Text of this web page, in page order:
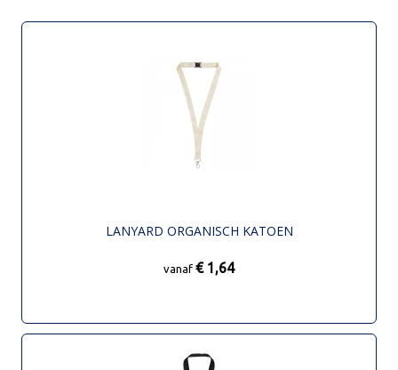
LANYARD ORGANISCH KATOEN
vanaf € 1,64